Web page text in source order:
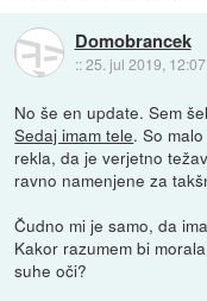
Domobrancek
::25. jul 2019, 12:07
No še en update. Sem
Sedaj imam tele. So
rekla, da je verjetno
ravno namenjene za
Čudno mi je samo, da
Kakor razumem bi
suhe oči?